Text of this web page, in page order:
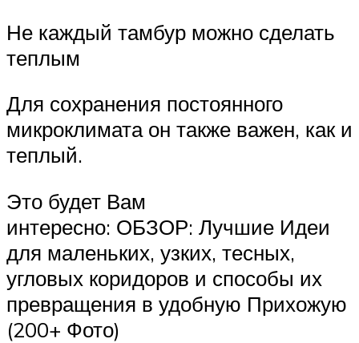
Не каждый тамбур можно сделать
теплым
Для сохранения постоянного
микроклимата он также важен, как и
теплый.
Это будет Вам
интересно: ОБЗОР: Лучшие Идеи
для маленьких, узких, тесных,
угловых коридоров и способы их
превращения в удобную Прихожую
(200+ Фото)